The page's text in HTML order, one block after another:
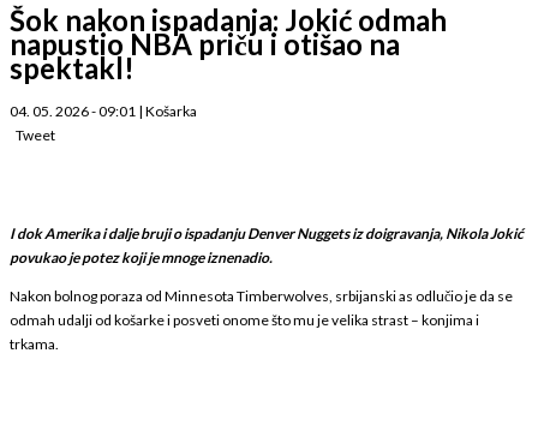
Šok nakon ispadanja: Jokić odmah
napustio NBA priču i otišao na
spektakl!
04. 05. 2026 - 09:01 | Košarka
Tweet
I dok Amerika i dalje bruji o ispadanju Denver Nuggets iz doigravanja, Nikola Jokić
povukao je potez koji je mnoge iznenadio.
Nakon bolnog poraza od Minnesota Timberwolves, srbijanski as odlučio je da se
odmah udalji od košarke i posveti onome što mu je velika strast – konjima i
trkama.